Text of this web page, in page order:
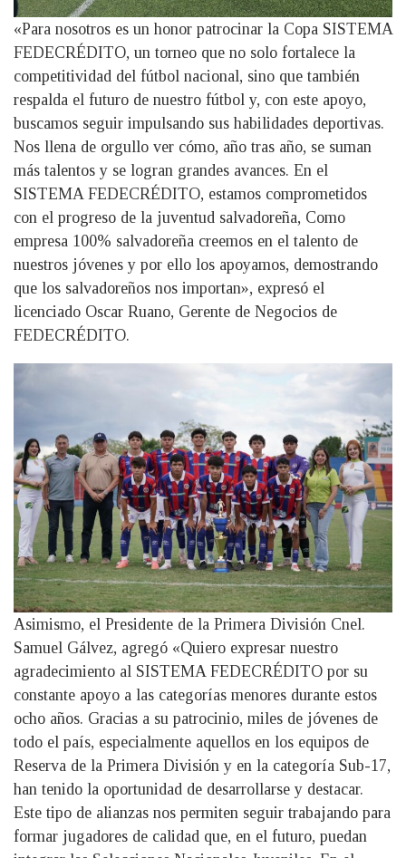
«Para nosotros es un honor patrocinar la Copa SISTEMA
FEDECRÉDITO, un torneo que no solo fortalece la
competitividad del fútbol nacional, sino que también
respalda el futuro de nuestro fútbol y, con este apoyo,
buscamos seguir impulsando sus habilidades deportivas.
Nos llena de orgullo ver cómo, año tras año, se suman
más talentos y se logran grandes avances. En el
SISTEMA FEDECRÉDITO, estamos comprometidos
con el progreso de la juventud salvadoreña, Como
empresa 100% salvadoreña creemos en el talento de
nuestros jóvenes y por ello los apoyamos, demostrando
que los salvadoreños nos importan», expresó el
licenciado Oscar Ruano, Gerente de Negocios de
FEDECRÉDITO.
Asimismo, el Presidente de la Primera División Cnel.
Samuel Gálvez, agregó «Quiero expresar nuestro
agradecimiento al SISTEMA FEDECRÉDITO por su
constante apoyo a las categorías menores durante estos
ocho años. Gracias a su patrocinio, miles de jóvenes de
todo el país, especialmente aquellos en los equipos de
Reserva de la Primera División y en la categoría Sub-17,
han tenido la oportunidad de desarrollarse y destacar.
Este tipo de alianzas nos permiten seguir trabajando para
formar jugadores de calidad que, en el futuro, puedan